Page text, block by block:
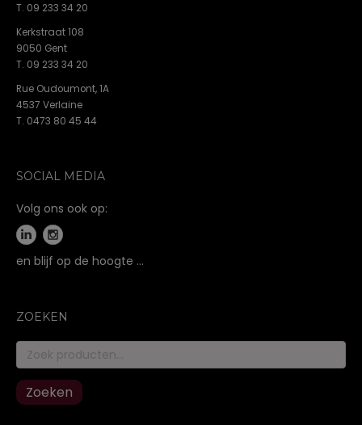
T. 09 233 34 20
Kerkstraat 108
9050 Gent
T. 09 233 34 20
Rue Oudoumont, 1A
4537 Verlaine
T. 0473 80 45 44
SOCIAL MEDIA
Volg ons ook op:
en blijf op de hoogte …
ZOEKEN
Zoeken
naar:
Zoeken